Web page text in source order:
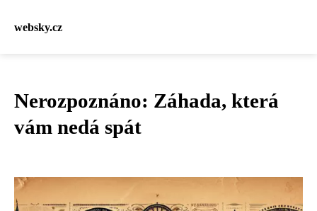
websky.cz
Nerozpoznáno: Záhada, která
vám nedá spát